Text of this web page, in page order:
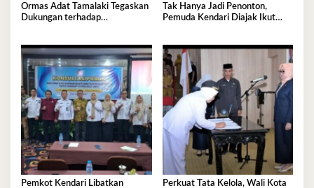
Ormas Adat Tamalaki Tegaskan
Dukungan terhadap
Tak Hanya Jadi Penonton,
Pemuda Kendari Diajak Ikut
Pemkot Kendari Libatkan Perkuat Tata Kelola, Wali Kota